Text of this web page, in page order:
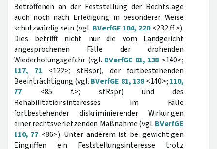
Betroffenen an der Feststellung der Rechtslage
auch noch nach Erledigung in besonderer Weise
schutzwürdig sein (vgl. BVerfGE 104, 220<232 ff.>).
Dies betrifft nicht nur die vom Landgericht
angesprochenen Fälle der drohenden
Wiederholungsgefahr (vgl. BVerfGE 81, 138 <140>;
117, 71 <122>; stRspr), der fortbestehenden
Beeinträchtigung (vgl. BVerfGE 81, 138<140>; 110,
77 <85 f.>; stRspr) und des
Rehabilitationsinteresses im Falle
fortbestehender diskriminierender Wirkungen
einer rechtsverletzenden Maßnahme (vgl. BVerfGE
110, 77 <86>). Unter anderem ist bei gewichtigen
Eingriffen ein Feststellungsinteresse trotz